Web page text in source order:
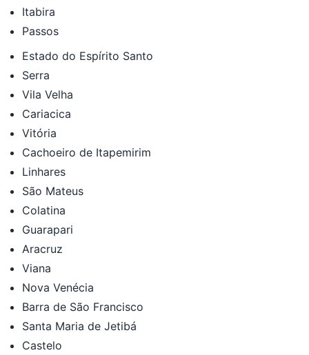
Itabira
Passos
Estado do Espírito Santo
Serra
Vila Velha
Cariacica
Vitória
Cachoeiro de Itapemirim
Linhares
São Mateus
Colatina
Guarapari
Aracruz
Viana
Nova Venécia
Barra de São Francisco
Santa Maria de Jetibá
Castelo